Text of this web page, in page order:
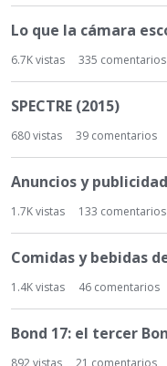
Lo que la cámara
6.7Kvistas 335 comentarios
SPECTRE (2015)
680vistas 39 comentarios
Anuncios y publicidad
1.7Kvistas 133 comentarios
Comidas y bebidas
1.4Kvistas 46 comentarios
Bond 17: el tercer
892vistas 21 comentarios